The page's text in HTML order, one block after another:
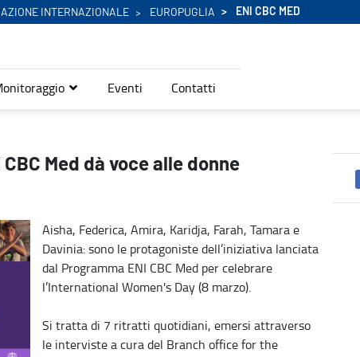
INTERNAZIONALE EUROPUGLIA ENI CBC MED
Eventi Contatti
- Eni Cbc Med
Med dà voce alle donne
Aisha, Federica, Amira, Karidja, Farah, Tamara e
Davinia: sono le protagoniste dell’iniziativa lanciata
dal Programma ENI CBC Med per celebrare
l’International Women's Day (8 marzo).
Si tratta di 7 ritratti quotidiani, emersi attraverso
le interviste a cura del Branch office for the